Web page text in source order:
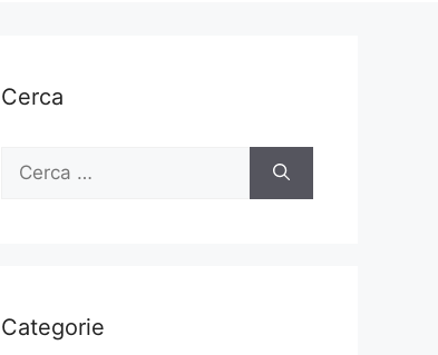
Cerca
Ricerca
Categorie